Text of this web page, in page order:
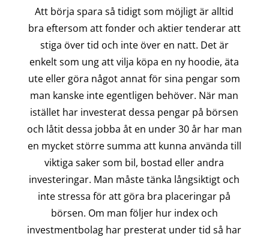
Att börja spara så tidigt som möjligt är alltid
bra eftersom att fonder och aktier tenderar att
stiga över tid och inte över en natt. Det är
enkelt som ung att vilja köpa en ny hoodie, äta
ute eller göra något annat för sina pengar som
man kanske inte egentligen behöver. När man
istället har investerat dessa pengar på börsen
och låtit dessa jobba åt en under 30 år har man
en mycket större summa att kunna använda till
viktiga saker som bil, bostad eller andra
investeringar. Man måste tänka långsiktigt och
inte stressa för att göra bra placeringar på
börsen. Om man följer hur index och
investmentbolag har presterat under tid så har